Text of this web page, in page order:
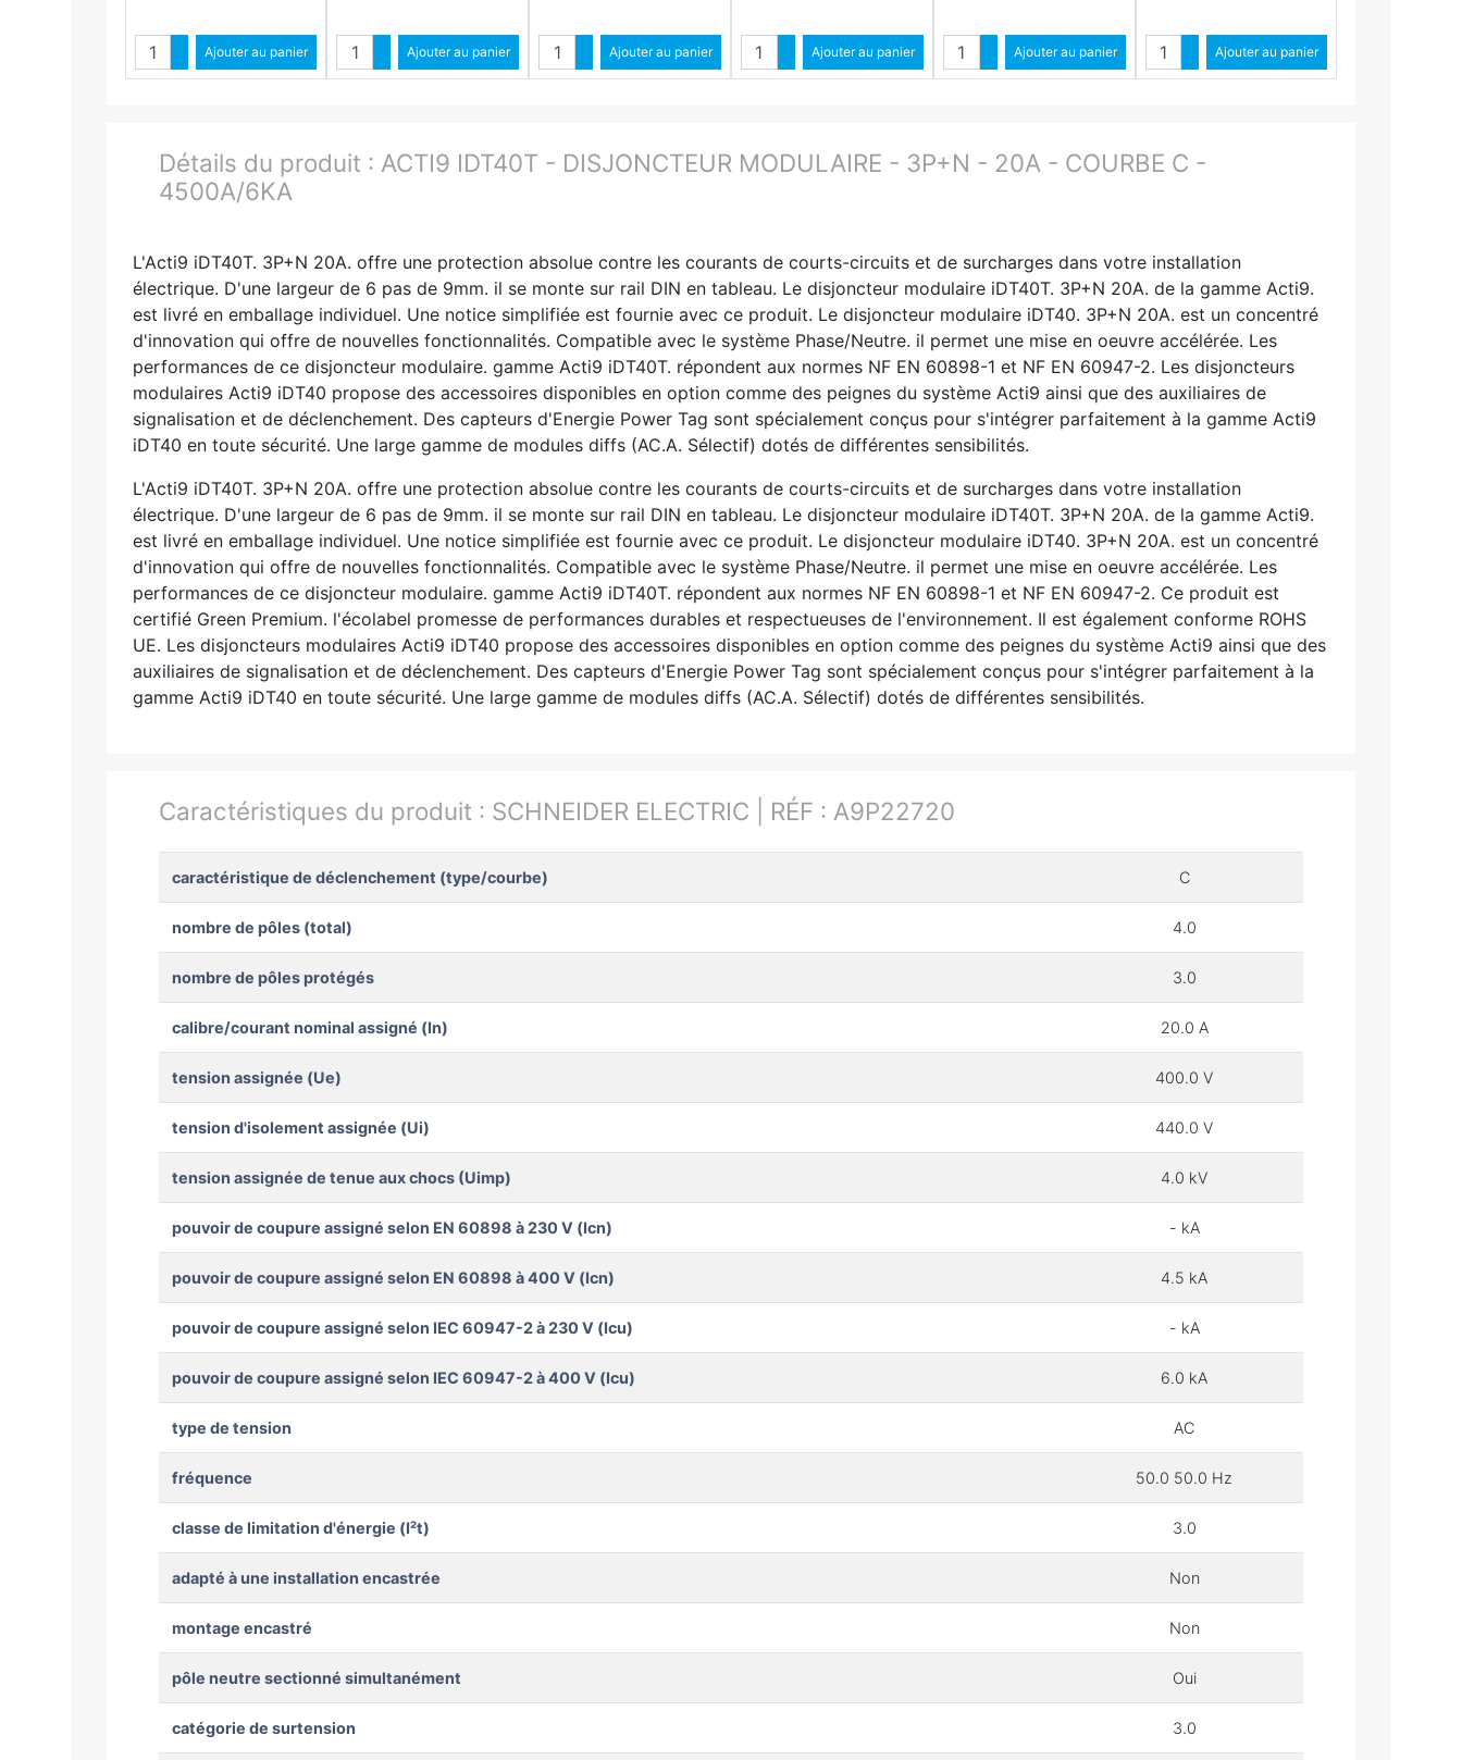
Quantité
Augmenter quantité
Diminuer quantité
Ajouter au panier Quantité
Augmenter quantité
Diminuer quantité
Ajouter au panier Quantité
Augmenter quantité
Diminuer quantité
Ajouter au panier Quantité
Augmenter quantité
Diminuer quantité
Ajouter au panier Quantité
Augmenter quantité
Diminuer quantité
Ajouter au panier Quantité
Augmenter quantité
Diminuer quantité
Ajouter au panier
Détails du produit : ACTI9 IDT40T - DISJONCTEUR MODULAIRE - 3P+N - 20A - COURBE C -
4500A/6KA
L'Acti9 iDT40T. 3P+N 20A. offre une protection absolue contre les courants de courts-circuits et de surcharges dans votre installation
électrique. D'une largeur de 6 pas de 9mm. il se monte sur rail DIN en tableau. Le disjoncteur modulaire iDT40T. 3P+N 20A. de la gamme Acti9.
est livré en emballage individuel. Une notice simplifiée est fournie avec ce produit. Le disjoncteur modulaire iDT40. 3P+N 20A. est un concentré
d'innovation qui offre de nouvelles fonctionnalités. Compatible avec le système Phase/Neutre. il permet une mise en oeuvre accélérée. Les
performances de ce disjoncteur modulaire. gamme Acti9 iDT40T. répondent aux normes NF EN 60898-1 et NF EN 60947-2. Les disjoncteurs
modulaires Acti9 iDT40 propose des accessoires disponibles en option comme des peignes du système Acti9 ainsi que des auxiliaires de
signalisation et de déclenchement. Des capteurs d'Energie Power Tag sont spécialement conçus pour s'intégrer parfaitement à la gamme Acti9
iDT40 en toute sécurité. Une large gamme de modules diffs (AC.A. Sélectif) dotés de différentes sensibilités.
L'Acti9 iDT40T. 3P+N 20A. offre une protection absolue contre les courants de courts-circuits et de surcharges dans votre installation
électrique. D'une largeur de 6 pas de 9mm. il se monte sur rail DIN en tableau. Le disjoncteur modulaire iDT40T. 3P+N 20A. de la gamme Acti9.
est livré en emballage individuel. Une notice simplifiée est fournie avec ce produit. Le disjoncteur modulaire iDT40. 3P+N 20A. est un concentré
d'innovation qui offre de nouvelles fonctionnalités. Compatible avec le système Phase/Neutre. il permet une mise en oeuvre accélérée. Les
performances de ce disjoncteur modulaire. gamme Acti9 iDT40T. répondent aux normes NF EN 60898-1 et NF EN 60947-2. Ce produit est
certifié Green Premium. l'écolabel promesse de performances durables et respectueuses de l'environnement. Il est également conforme ROHS
UE. Les disjoncteurs modulaires Acti9 iDT40 propose des accessoires disponibles en option comme des peignes du système Acti9 ainsi que des
auxiliaires de signalisation et de déclenchement. Des capteurs d'Energie Power Tag sont spécialement conçus pour s'intégrer parfaitement à la
gamme Acti9 iDT40 en toute sécurité. Une large gamme de modules diffs (AC.A. Sélectif) dotés de différentes sensibilités.
Caractéristiques du produit : SCHNEIDER ELECTRIC | RÉF : A9P22720
caractéristique de déclenchement (type/courbe) C
nombre de pôles (total) 4.0
nombre de pôles protégés 3.0
calibre/courant nominal assigné (In) 20.0 A
tension assignée (Ue) 400.0 V
tension d'isolement assignée (Ui) 440.0 V
tension assignée de tenue aux chocs (Uimp) 4.0 kV
pouvoir de coupure assigné selon EN 60898 à 230 V (Icn) - kA
pouvoir de coupure assigné selon EN 60898 à 400 V (Icn) 4.5 kA
pouvoir de coupure assigné selon IEC 60947-2 à 230 V (Icu) - kA
pouvoir de coupure assigné selon IEC 60947-2 à 400 V (Icu) 6.0 kA
type de tension AC
fréquence 50.0 50.0 Hz
classe de limitation d'énergie (I²t) 3.0
adapté à une installation encastrée Non
montage encastré Non
pôle neutre sectionné simultanément Oui
catégorie de surtension 3.0